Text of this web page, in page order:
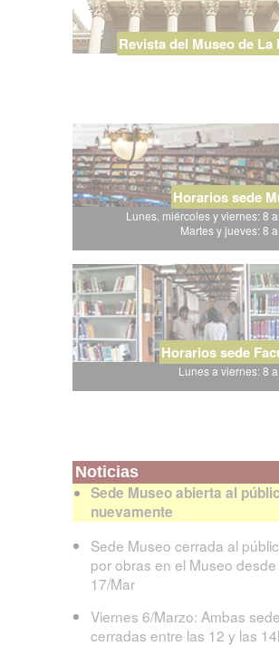
Revista del Museo de La
Horarios sede
Lunes, miércoles y viernes: 8 a
Martes y jueves: 8
Horarios sede
Lunes a viernes: 8 a
Noticias
Sede Museo abierta al
nuevamente
Sede Museo cerrada al
por obras en el Museo desde
17/Mar
Viernes 6/Marzo: Ambas sede
cerradas entre las 12 y las